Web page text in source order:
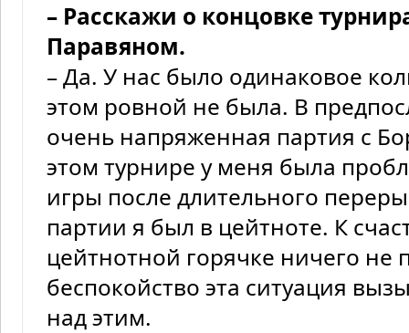
– Расскажи о концовке
Паравяном.
– Да. У нас было одинаковое
этом ровной не была. В
очень напряженная партия с
этом турнире у меня была
игры после длительного
партии я был в цейтноте. К
цейтнотной горячке ничего не
беспокойство эта ситуация
над этим.